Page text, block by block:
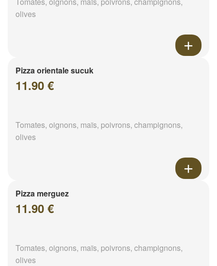
olives
Pizza orientale sucuk
11.90 €
Tomates, oignons, maïs, poivrons, champignons,
olives
Pizza merguez
11.90 €
Tomates, oignons, maïs, poivrons, champignons,
olives